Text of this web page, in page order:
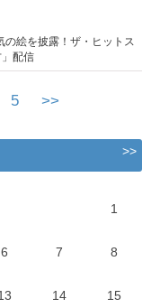
絵を披露！ザ・ヒットス
配信
5 >>
>>
1
6 7 8
14 15